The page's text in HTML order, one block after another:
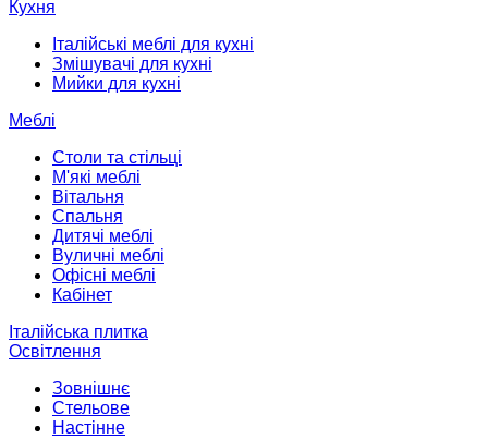
Кухня
Італійські меблі для кухні
Змішувачі для кухні
Мийки для кухні
Меблі
Столи та стільці
М'які меблі
Вітальня
Спальня
Дитячі меблі
Вуличні меблі
Офісні меблі
Кабінет
Італійська плитка
Освітлення
Зовнішнє
Стельове
Настінне